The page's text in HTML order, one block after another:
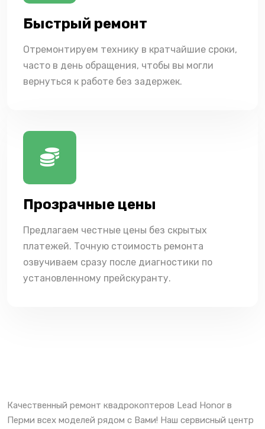
Быстрый ремонт
Отремонтируем технику в кратчайшие сроки,
часто в день обращения, чтобы вы могли
вернуться к работе без задержек.
Прозрачные цены
Предлагаем честные цены без скрытых
платежей. Точную стоимость ремонта
озвучиваем сразу после диагностики по
установленному прейскуранту.
Качественный ремонт квадрокоптеров Lead Honor в
Перми всех моделей рядом с Вами! Наш сервисный центр